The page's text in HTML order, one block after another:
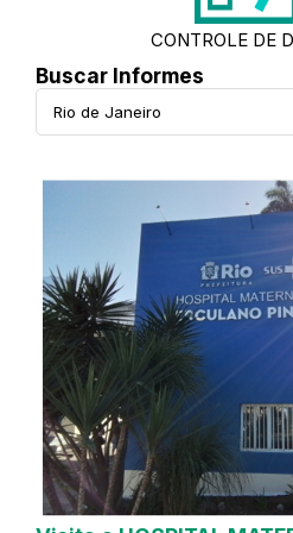
CONTROLE DE
Buscar Informes